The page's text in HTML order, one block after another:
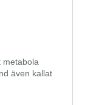
metabola
även kallat